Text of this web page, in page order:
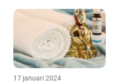
17 januari 2024